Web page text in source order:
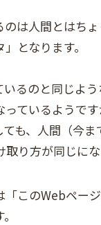
は人間とはち
となります。
るのと同じよ
ているようで
も、人間（今
り方が同じに
「このWebペー